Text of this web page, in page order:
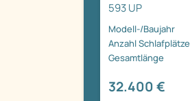
593 UP
Modell-/Baujahr
Anzahl Schlafplätze
Gesamtlänge
32.400 €